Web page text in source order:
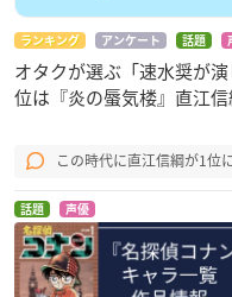
ランキング アンケート 話題
オタクが選ぶ「速水奨が
位は『炎の蜃気楼』直江信
この時代に直江信綱が1位
話題 声優